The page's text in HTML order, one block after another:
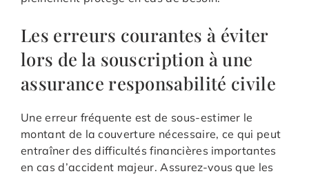
Les erreurs courantes à éviter
lors de la souscription à une
assurance responsabilité civile
Une erreur fréquente est de sous-estimer le
montant de la couverture nécessaire, ce qui peut
entraîner des difficultés financières importantes
en cas d’accident majeur. Assurez-vous que les